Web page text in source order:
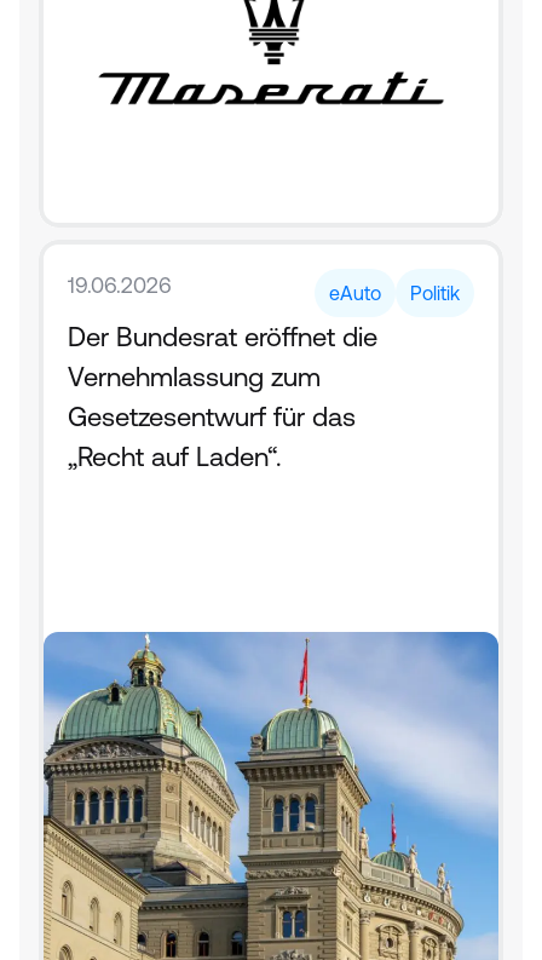
19.06.2026 eAuto Politik
Der Bundesrat eröffnet die
Vernehmlassung zum
Gesetzesentwurf für das
„Recht auf Laden“.